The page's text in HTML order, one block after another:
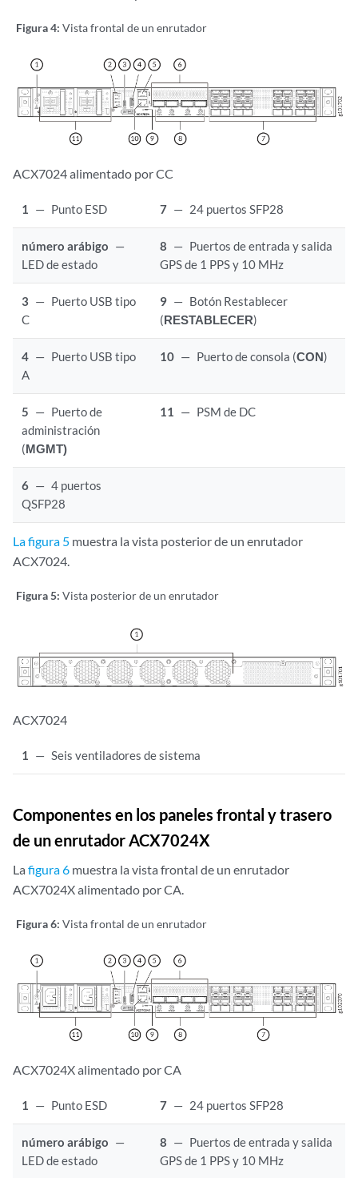
Figura 4: Vista frontal de un enrutador
ACX7024 alimentado por CC
1 — Punto ESD 7 — 24 puertos SFP28
número arábigo —
LED de estado
8 — Puertos de entrada y salida
GPS de 1 PPS y 10 MHz
3 — Puerto USB tipo
C
9 — Botón Restablecer
(RESTABLECER)
4 — Puerto USB tipo
A
10 — Puerto de consola (CON)
5 — Puerto de
administración
(MGMT)
11 — PSM de DC
6 — 4 puertos
QSFP28
La figura 5 muestra la vista posterior de un enrutador
ACX7024.
Figura 5: Vista posterior de un enrutador
ACX7024
1 — Seis ventiladores de sistema
Componentes en los paneles frontal y trasero
de un enrutador ACX7024X
La figura 6 muestra la vista frontal de un enrutador
ACX7024X alimentado por CA.
Figura 6: Vista frontal de un enrutador
ACX7024X alimentado por CA
1 — Punto ESD 7 — 24 puertos SFP28
número arábigo —
LED de estado
8 — Puertos de entrada y salida
GPS de 1 PPS y 10 MHz